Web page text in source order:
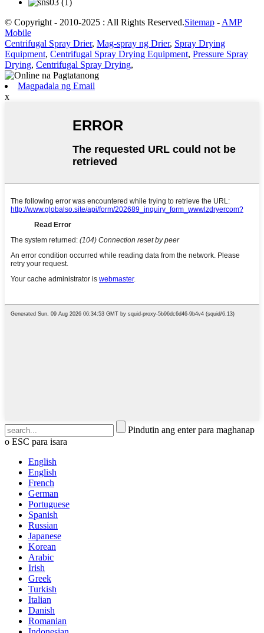
© Copyright - 2010-2025 : All Rights Reserved.Sitemap - AMP
Mobile
Centrifugal Spray Drier, Mag-spray ng Drier, Spray Drying
Equipment, Centrifugal Spray Drying Equipment, Pressure Spray
Drying, Centrifugal Spray Drying,
Magpadala ng Email
x
Pindutin ang enter para maghanap
o ESC para isara
English
English
French
German
Portuguese
Spanish
Russian
Japanese
Korean
Arabic
Irish
Greek
Turkish
Italian
Danish
Romanian